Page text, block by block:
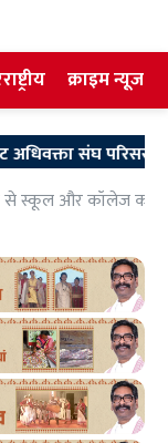
क्राइम न्यूज
संघ परिसर में गुरु
से स्कूल और कॉलेज को